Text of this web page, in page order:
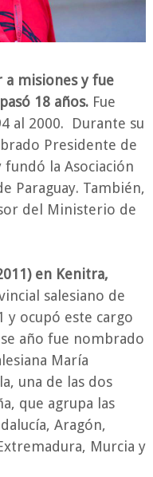
a misiones y fue
18 años. Fue
al 2000. Durante su
Presidente de
fundó la Asociación
Paraguay. También,
del Ministerio de
en Kenitra,
salesiano de
y ocupó este cargo
año fue nombrado
María
una de las dos
que agrupa las
Aragón,
Murcia y